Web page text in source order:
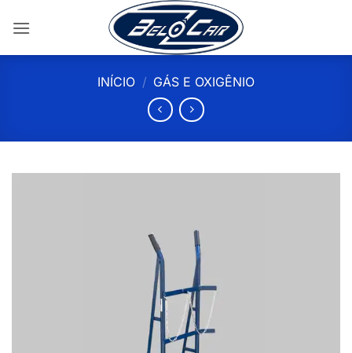
INÍCIO / GÁS E OXIGÊNIO